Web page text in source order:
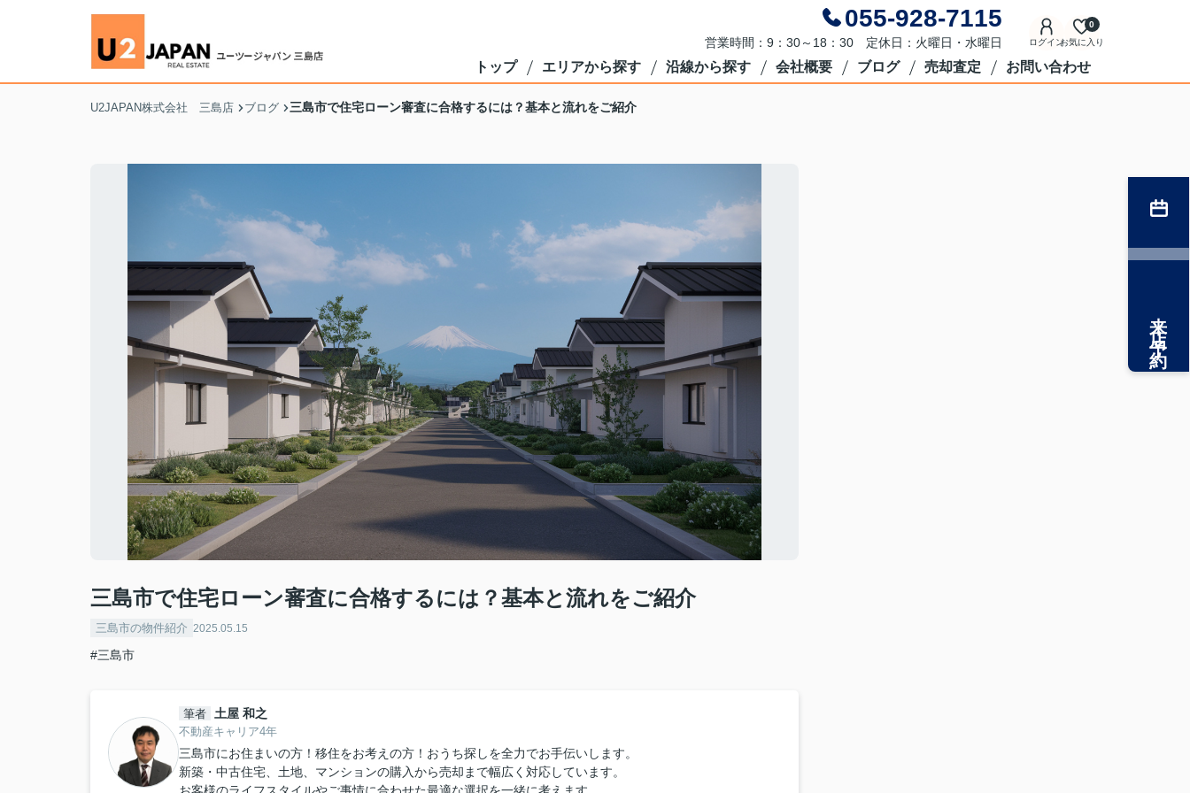
055-928-7115
営業時間：9：30～18：30 定休日：火曜日・水曜日 ログインお気に入り
0
トップ エリアから探す 沿線から探す 会社概要 ブログ 売却査定 お問い合わせ
U2JAPAN株式会社 三島店 ブログ 三島市で住宅ローン審査に合格するには？基本と流れをご紹介
三島市で住宅ローン審査に合格するには？基本と流れをご紹介
三島市の物件紹介 2025.05.15
#三島市
筆者 土屋 和之
不動産キャリア4年
三島市にお住まいの方！移住をお考えの方！おうち探しを全力でお手伝いします。
新築・中古住宅、土地、マンションの購入から売却まで幅広く対応しています。
来店予約